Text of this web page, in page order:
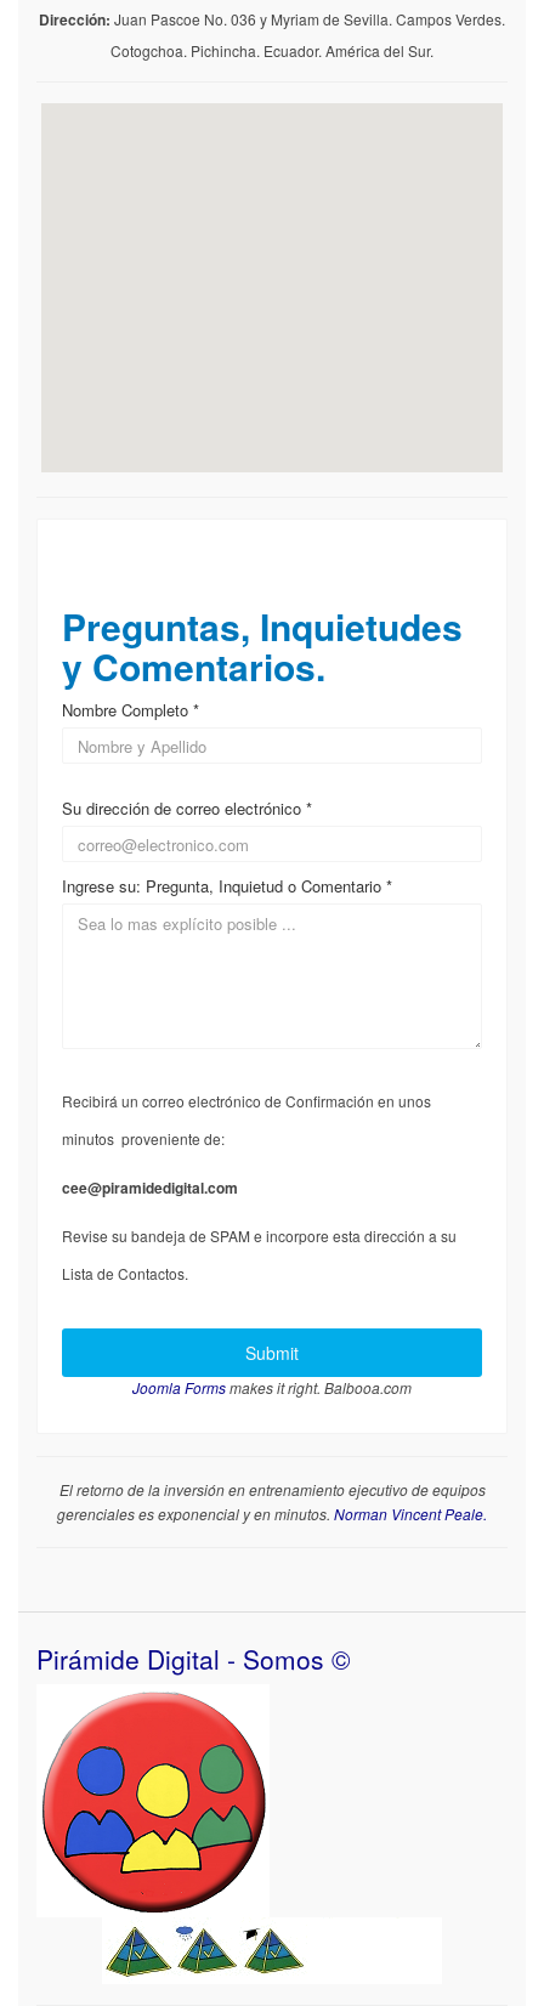
Dirección: Juan Pascoe No. 036 y Myriam de Sevilla. Campos Verdes.
Cotogchoa. Pichincha. Ecuador. América del Sur.
Preguntas, Inquietudes
y Comentarios.
Nombre Completo *
Su dirección de correo electrónico *
Ingrese su: Pregunta, Inquietud o Comentario *
Recibirá un correo electrónico de Confirmación en unos
minutos proveniente de:
cee@piramidedigital.com
Revise su bandeja de SPAM e incorpore esta dirección a su
Lista de Contactos.
Joomla Formsmakes it right. Balbooa.com
El retorno de la inversión en entrenamiento ejecutivo de equipos
gerenciales es exponencial y en minutos. Norman Vincent Peale.
Pirámide Digital - Somos ©